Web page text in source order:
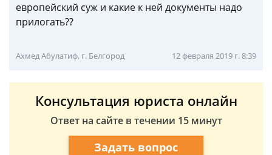
европейский суж и какие к ней документы надо
прилогать??
Ахмед Абулатиф, г. Белгород 12 февраля 2019 г. 8:39
Консультация юриста онлайн
Ответ на сайте в течении 15 минут
Задать вопрос